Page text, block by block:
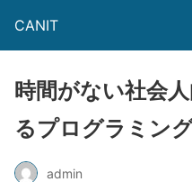
CANIT
時間がない社会
るプログラミン
admin